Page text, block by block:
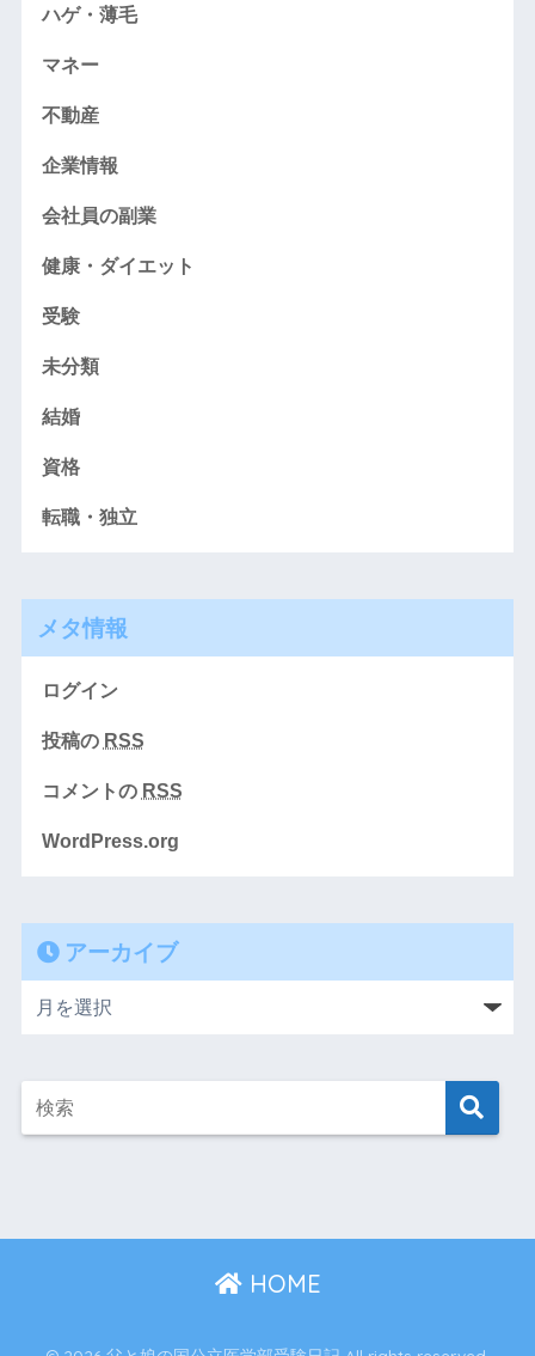
ハゲ・薄毛
マネー
不動産
企業情報
会社員の副業
健康・ダイエット
受験
未分類
結婚
資格
転職・独立
メタ情報
ログイン
投稿の RSS
コメントの RSS
WordPress.org
アーカイブ
HOME